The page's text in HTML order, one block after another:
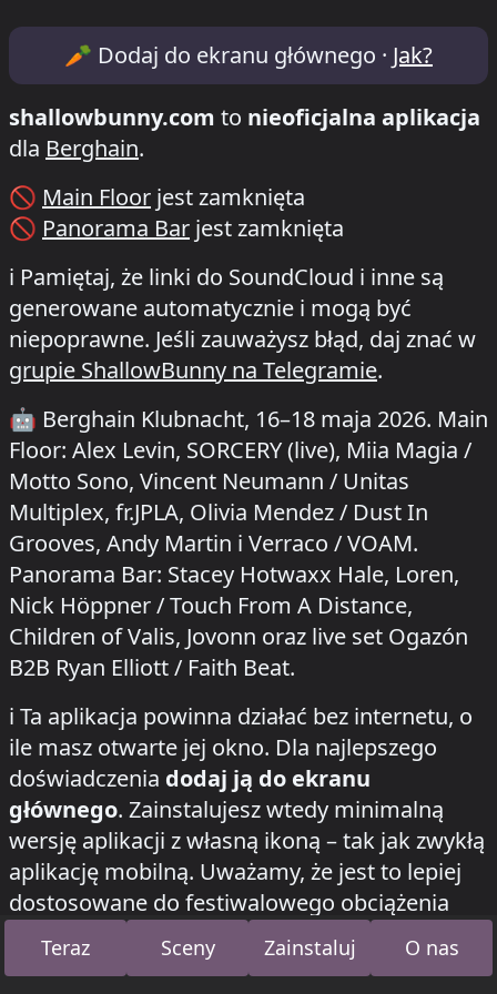
Lineup & Timetable for Klubnacht /
🥕 Dodaj do ekranu głównego · Jak?
shallowbunny.com to nieoficjalna aplikacja
dla Berghain.
🚫 Main Floor jest zamknięta
🚫 Panorama Bar jest zamknięta
ℹ️ Pamiętaj, że linki do SoundCloud i inne są
generowane automatycznie i mogą być
niepoprawne. Jeśli zauważysz błąd, daj znać w
grupie ShallowBunny na Telegramie.
🤖 Berghain Klubnacht, 16–18 maja 2026. Main
Floor: Alex Levin, SORCERY (live), Miia Magia /
Motto Sono, Vincent Neumann / Unitas
Multiplex, fr.JPLA, Olivia Mendez / Dust In
Grooves, Andy Martin i Verraco / VOAM.
Panorama Bar: Stacey Hotwaxx Hale, Loren,
Nick Höppner / Touch From A Distance,
Children of Valis, Jovonn oraz live set Ogazón
B2B Ryan Elliott / Faith Beat.
how to install this app on your phone
ℹ️ Ta aplikacja powinna działać bez internetu, o
ile masz otwarte jej okno. Dla najlepszego
doświadczenia dodaj ją do ekranu
głównego. Zainstalujesz wtedy minimalną
wersję aplikacji z własną ikoną – tak jak zwykłą
aplikację mobilną. Uważamy, że jest to lepiej
dostosowane do festiwalowego obciążenia
poznawczego i pomoże
oszczędzić baterię
telefonu
. (Jeśli nie działa, spróbuj ponownie
Teraz Sceny Zainstaluj O nas